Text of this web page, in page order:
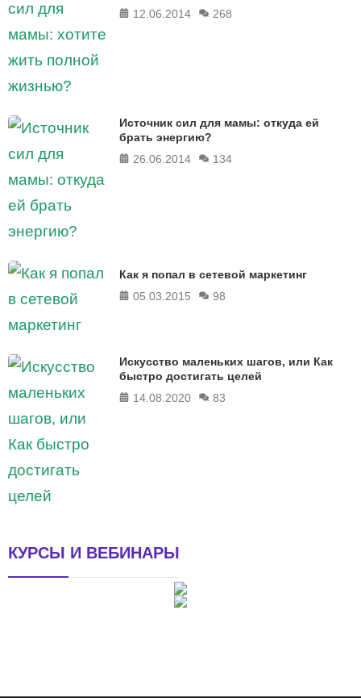
12.06.2014
268
Источник сил для мамы: откуда ей
брать энергию?
26.06.2014
134
Как я попал в сетевой маркетинг
05.03.2015
98
Искусство маленьких шагов, или Как
быстро достигать целей
14.08.2020
83
КУРСЫ И ВЕБИНАРЫ